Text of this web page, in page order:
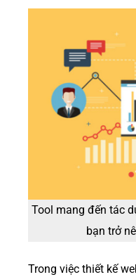
Tool mang đến tác
bạn trở
Trong việc thiết kế